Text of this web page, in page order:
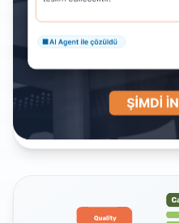
AI Duygu Analizi
Müşteri memnuniyeti
Negatife dönen
panolar otomatik